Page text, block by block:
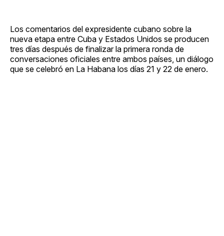
Los comentarios del expresidente cubano sobre la
nueva etapa entre Cuba y Estados Unidos se producen
tres días después de finalizar la primera ronda de
conversaciones oficiales entre ambos países, un diálogo
que se celebró en La Habana los días 21 y 22 de enero.